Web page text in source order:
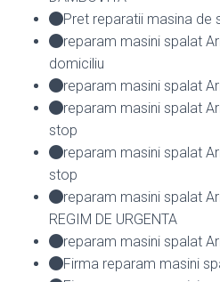
Pret reparatii masina de
reparam masini spalat
domiciliu
reparam masini spalat
reparam masini spalat
stop
reparam masini spalat
stop
reparam masini spalat
REGIM DE URGENTA
reparam masini spalat
Firma reparam masini